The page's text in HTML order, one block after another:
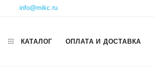
info@mikc.ru
КАТАЛОГ ОПЛАТА И ДОСТАВКА